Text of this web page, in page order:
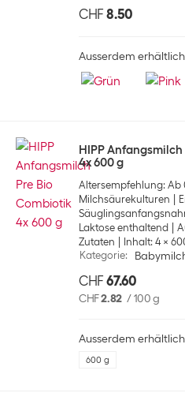
CHF 8.50
Ausserdem
HIPP
4x 600 g
Altersempfehlung: Ab
Milchsäurekulturen
Laktose enthaltend
Zutaten
Inhalt: 4 x
Kategorie:
CHF 67.60
CHF2.82 /100 g
Ausserdem
600 g